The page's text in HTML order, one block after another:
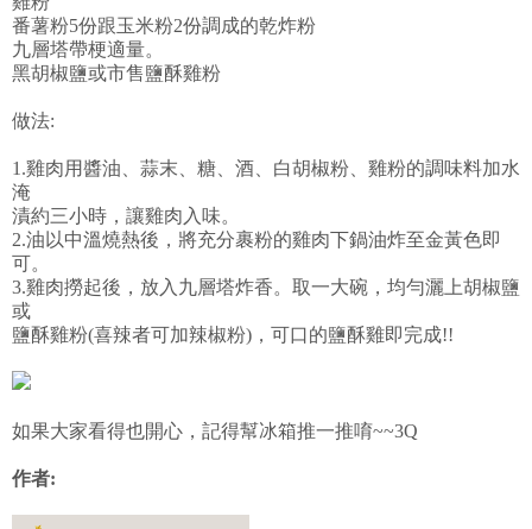
番薯粉5份跟玉米粉2份調成的乾炸粉
九層塔帶梗適量。
黑胡椒鹽或市售鹽酥雞粉
做法:
1.雞肉用醬油、 蒜末、 糖、 酒、 白胡椒粉、 雞粉的調味料加水
淹
漬約三小時，讓雞肉入味。
2.油以中溫燒熱後，將充分裹粉的雞肉下鍋油炸至金黃色即
可。
3.雞肉撈起後，放入九層塔炸香。取一大碗，均勻灑上胡椒鹽
或
鹽酥雞粉(喜辣者可加辣椒粉)，可口的鹽酥雞即完成!!
如果大家看得也開心，記得幫冰箱推一推唷~~3Q
作者: